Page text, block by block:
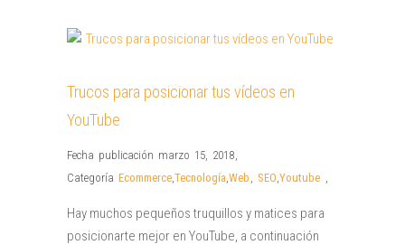
Trucos para posicionar tus vídeos en
YouTube
Fecha publicación marzo 15, 2018,
Categoría Ecommerce,Tecnología,Web , SEO,Youtube ,
Hay muchos pequeños truquillos y matices para
posicionarte mejor en YouTube, a continuación